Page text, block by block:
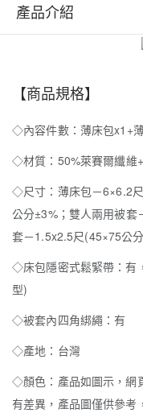
產品介紹
【商品規格】
◇內容件數：薄床包x1+
◇材質：50%萊賽爾纖維
◇尺寸：薄床包－6×6.2
公分±3%；雙人兩用被
套－1.5x2.5尺(45×75公
◇床包隱密式鬆緊帶：有
型)
◇被套內四角綁繩：有
◇產地：台灣
◇顏色：產品如圖示，網
有差異，產品圖僅供參考